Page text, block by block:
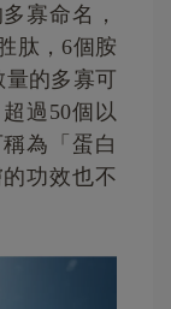
寡命名，
肽，6個胺
的多寡可
過50個以
為「蛋白
功效也不